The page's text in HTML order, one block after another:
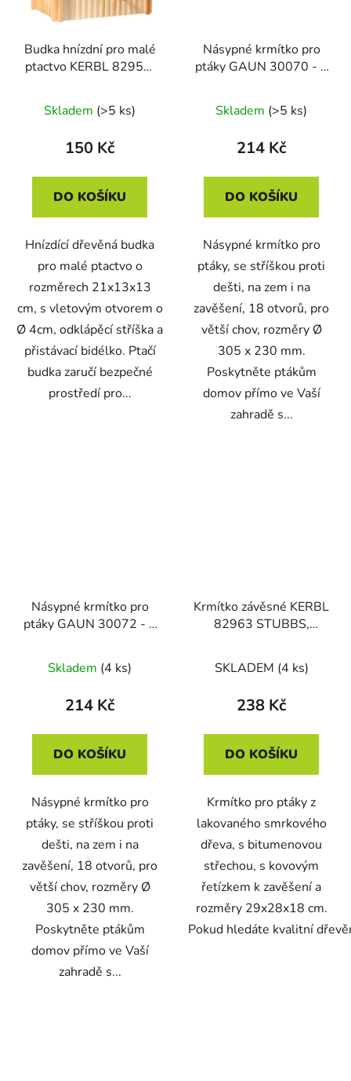
Budka hnízdní pro malé
ptactvo KERBL 82955,
Skladem (>5 ks)
150 Kč
DO KOŠÍKU
Hnízdící dřevěná budka
pro malé ptactvo o
rozměrech 21x13x13
cm, s vletovým otvorem o
Ø 4cm, odklápěcí stříška a
přistávací bidélko. Ptačí
budka zaručí bezpečné
prostředí pro...
Násypné krmítko pro
ptáky GAUN 30070 - 2
Skladem (>5 ks)
214 Kč
DO KOŠÍKU
Násypné krmítko pro
ptáky, se stříškou proti
dešti, na zem i na
zavěšení, 18 otvorů, pro
větší chov, rozměry Ø
305 x 230 mm.
Poskytněte ptákům
domov přímo ve Vaší
zahradě s...
Násypné krmítko pro
ptáky GAUN 30072 - 2
Skladem (4 ks)
214 Kč
DO KOŠÍKU
Násypné krmítko pro
ptáky, se stříškou proti
dešti, na zem i na
zavěšení, 18 otvorů, pro
větší chov, rozměry Ø
305 x 230 mm.
Poskytněte ptákům
domov přímo ve Vaší
zahradě s...
Krmítko závěsné KERBL
82963 STUBBS,
SKLADEM (4 ks)
238 Kč
DO KOŠÍKU
Krmítko pro ptáky z
lakovaného smrkového
dřeva, s bitumenovou
střechou, s kovovým
řetízkem k zavěšení a
rozměry 29x28x18 cm.
Pokud hledáte kvalitní